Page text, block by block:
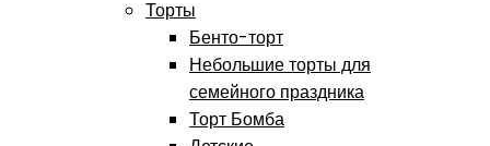
Торты
Бенто-торт
Небольшие торты для
семейного праздника
Торт Бомба